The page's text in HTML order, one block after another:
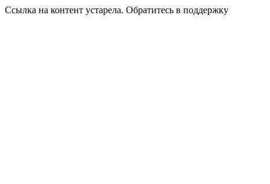
Ссылка на контент устарела. Обратитесь в поддержку